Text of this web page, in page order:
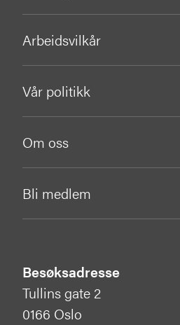
Arbeidsvilkår
Vår politikk
Om oss
Bli medlem
Besøksadresse
Tullins gate 2
0166 Oslo